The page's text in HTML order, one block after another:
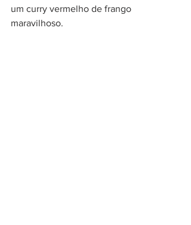
um curry vermelho de frango
maravilhoso.